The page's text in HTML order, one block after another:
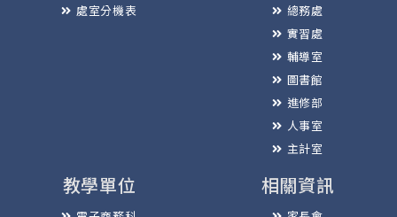
處室分機表
總務處
實習處
輔導室
圖書館
進修部
人事室
主計室
教學單位 相關資訊